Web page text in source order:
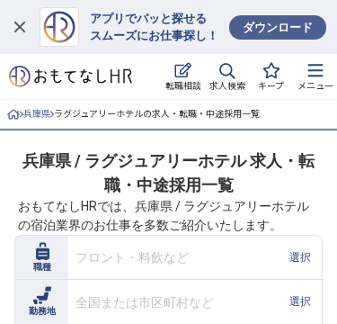
アプリでパッと探せる
スムーズにお仕事探し！
ダウンロード
転職相談 求人検索 キープ メニュー
ログイン
求人・施設を探す
就職・転職 合同説明会
おもてなしHRについて
ご利用の流れ
よくある質問
兵庫県 ラグジュアリーホテルの求人・転職・中途採用一覧
兵庫県 / ラグジュアリーホテル 求人・転
職・中途採用一覧
おもてなしHRでは、兵庫県 / ラグジュアリーホテル
の宿泊業界のお仕事を多数ご紹介いたします。
職種
フロント・料飲など 選択
勤務地
全国または市区町村など 選択